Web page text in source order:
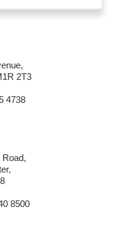
2T3
4738
Road,
8500